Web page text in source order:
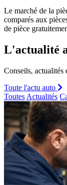
Le marché de la
comparés aux
de pièce
L'actualité
Conseils, actualités
Toute l'actu auto
Toutes Actualités